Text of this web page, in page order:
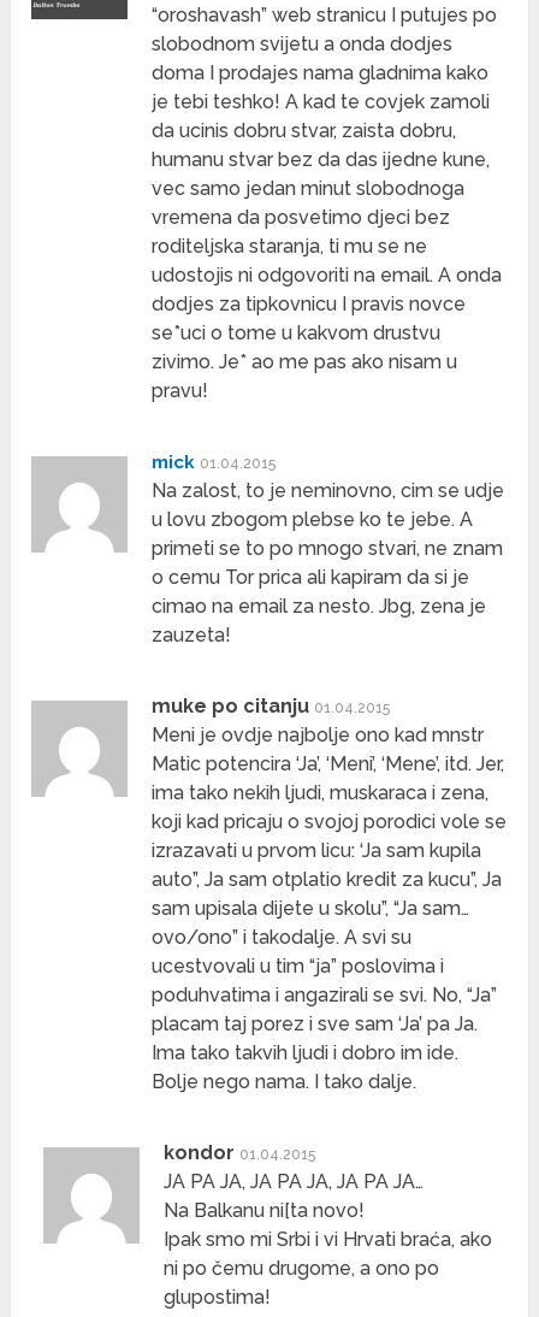
“oroshavash” web stranicu I putujes po
slobodnom svijetu a onda dodjes
doma I prodajes nama gladnima kako
je tebi teshko! A kad te covjek zamoli
da ucinis dobru stvar, zaista dobru,
humanu stvar bez da das ijedne kune,
vec samo jedan minut slobodnoga
vremena da posvetimo djeci bez
roditeljska staranja, ti mu se ne
udostojis ni odgovoriti na email. A onda
dodjes za tipkovnicu I pravis novce
se*uci o tome u kakvom drustvu
zivimo. Je* ao me pas ako nisam u
pravu!
mick 01.04.2015
Na zalost, to je neminovno, cim se udje
u lovu zbogom plebse ko te jebe. A
primeti se to po mnogo stvari, ne znam
o cemu Tor prica ali kapiram da si je
cimao na email za nesto. Jbg, zena je
zauzeta!
muke po citanju 01.04.2015
Meni je ovdje najbolje ono kad mnstr
Matic potencira ‘Ja’, ‘Meni’, ‘Mene’, itd. Jer,
ima tako nekih ljudi, muskaraca i zena,
koji kad pricaju o svojoj porodici vole se
izrazavati u prvom licu: ‘Ja sam kupila
auto”, Ja sam otplatio kredit za kucu”, Ja
sam upisala dijete u skolu”, “Ja sam…
ovo/ono” i takodalje. A svi su
ucestvovali u tim “ja” poslovima i
poduhvatima i angazirali se svi. No, “Ja”
placam taj porez i sve sam ‘Ja’ pa Ja.
Ima tako takvih ljudi i dobro im ide.
Bolje nego nama. I tako dalje.
kondor 01.04.2015
JA PA JA, JA PA JA, JA PA JA…
Na Balkanu ni[ta novo!
Ipak smo mi Srbi i vi Hrvati braća, ako
ni po čemu drugome, a ono po
glupostima!